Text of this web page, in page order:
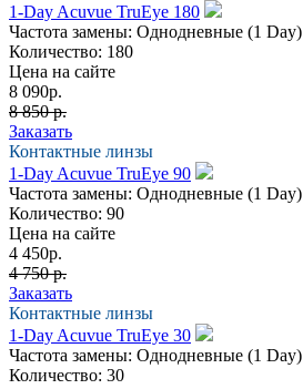
1-Day Acuvue TruEye 180
Частота замены: Однодневные (1 Day)
Количество: 180
Цена на сайте
8 090р.
8 850 р.
Заказать
Контактные линзы
1-Day Acuvue TruEye 90
Частота замены: Однодневные (1 Day)
Количество: 90
Цена на сайте
4 450р.
4 750 р.
Заказать
Контактные линзы
1-Day Acuvue TruEye 30
Частота замены: Однодневные (1 Day)
Количество: 30